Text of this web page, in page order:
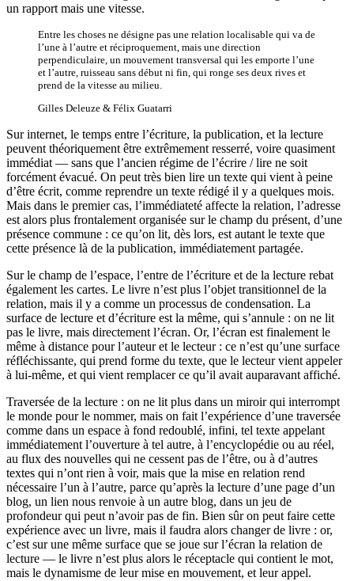
un rapport mais une vitesse.
Entre les choses ne désigne pas une relation localisable qui va de
l’une à l’autre et réciproquement, mais une direction
perpendiculaire, un mouvement transversal qui les emporte l’une
et l’autre, ruisseau sans début ni fin, qui ronge ses deux rives et
prend de la vitesse au milieu.
Gilles Deleuze & Félix Guatarri
Sur internet, le temps entre l’écriture, la publication, et la lecture
peuvent théoriquement être extrêmement resserré, voire quasiment
immédiat — sans que l’ancien régime de l’écrire / lire ne soit
forcément évacué. On peut très bien lire un texte qui vient à peine
d’être écrit, comme reprendre un texte rédigé il y a quelques mois.
Mais dans le premier cas, l’immédiateté affecte la relation, l’adresse
est alors plus frontalement organisée sur le champ du présent, d’une
présence commune : ce qu’on lit, dès lors, est autant le texte que
cette présence là de la publication, immédiatement partagée.
Sur le champ de l’espace, l’entre de l’écriture et de la lecture rebat
également les cartes. Le livre n’est plus l’objet transitionnel de la
relation, mais il y a comme un processus de condensation. La
surface de lecture et d’écriture est la même, qui s’annule : on ne lit
pas le livre, mais directement l’écran. Or, l’écran est finalement le
même à distance pour l’auteur et le lecteur : ce n’est qu’une surface
réfléchissante, qui prend forme du texte, que le lecteur vient appeler
à lui-même, et qui vient remplacer ce qu’il avait auparavant affiché.
Traversée de la lecture : on ne lit plus dans un miroir qui interrompt
le monde pour le nommer, mais on fait l’expérience d’une traversée
comme dans un espace à fond redoublé, infini, tel texte appelant
immédiatement l’ouverture à tel autre, à l’encyclopédie ou au réel,
au flux des nouvelles qui ne cessent pas de l’être, ou à d’autres
textes qui n’ont rien à voir, mais que la mise en relation rend
nécessaire l’un à l’autre, parce qu’après la lecture d’une page d’un
blog, un lien nous renvoie à un autre blog, dans un jeu de
profondeur qui peut n’avoir pas de fin. Bien sûr on peut faire cette
expérience avec un livre, mais il faudra alors changer de livre : or,
c’est sur une même surface que se joue sur l’écran la relation de
lecture — le livre n’est plus alors le réceptacle qui contient le mot,
mais le dynamisme de leur mise en mouvement, et leur appel.